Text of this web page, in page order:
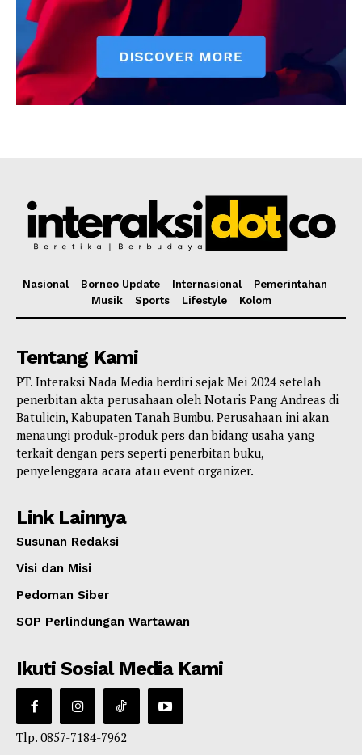
Nasional Borneo Update Internasional
Pemerintahan
Musik
Sports Lifestyle Kolom
Tentang Kami
PT. Interaksi Nada Media berdiri sejak Mei 2024 setelah
penerbitan akta perusahaan oleh Notaris Pang Andreas di
Batulicin, Kabupaten Tanah Bumbu. Perusahaan ini akan
menaungi produk-produk pers dan bidang usaha yang
terkait dengan pers seperti penerbitan buku,
penyelenggara acara atau event organizer.
Link Lainnya
Susunan Redaksi
Visi dan Misi
Pedoman Siber
SOP Perlindungan Wartawan
Ikuti Sosial Media Kami
Tlp. 0857-7184-7962